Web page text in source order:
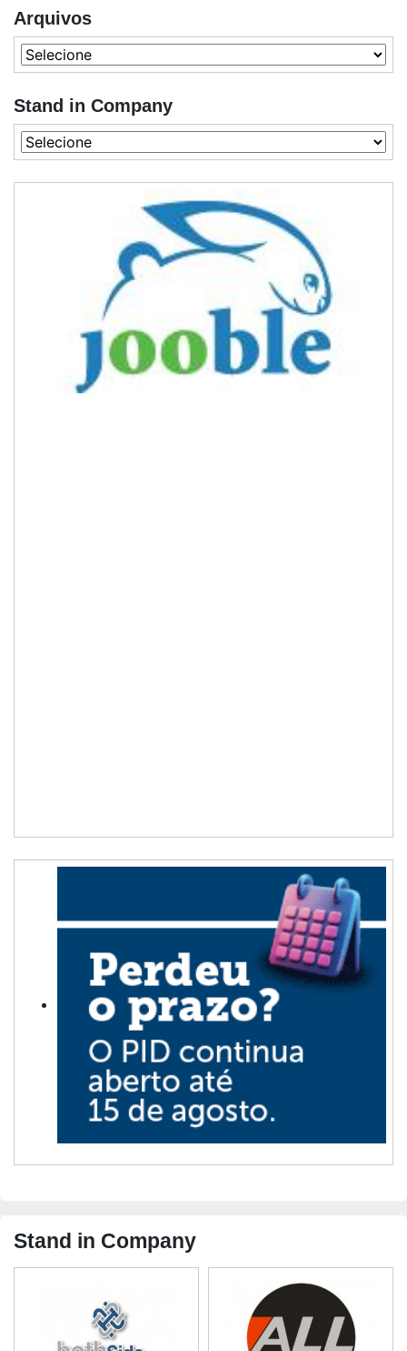
Arquivos
Stand in Company
Stand in Company